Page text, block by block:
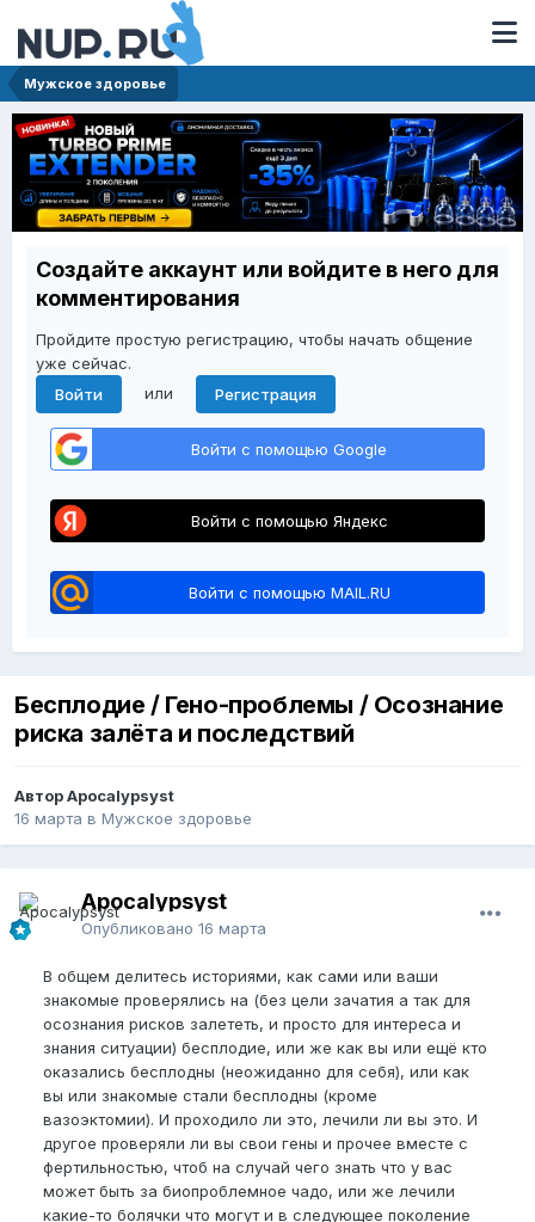
Мужское здоровье
Создайте аккаунт или войдите в него для
комментирования
Пройдите простую регистрацию, чтобы начать общение
уже сейчас.
Войти
или Регистрация
Войти с помощью Google
Войти с помощью Яндекс
Войти с помощью MAIL.RU
Бесплодие / Гено-проблемы / Осознание
риска залёта и последствий
Автор Apocalypsyst
16 марта в Мужское здоровье
Apocalypsyst
Опубликовано 16 марта
В общем делитесь историями, как сами или ваши
знакомые проверялись на (без цели зачатия а так для
осознания рисков залететь, и просто для интереса и
знания ситуации) бесплодие, или же как вы или ещё кто
оказались бесплодны (неожиданно для себя), или как
вы или знакомые стали бесплодны (кроме
вазоэктомии). И проходило ли это, лечили ли вы это. И
другое проверяли ли вы свои гены и прочее вместе с
фертильностью, чтоб на случай чего знать что у вас
может быть за биопроблемное чадо, или же лечили
какие-то болячки что могут и в следующее поколение